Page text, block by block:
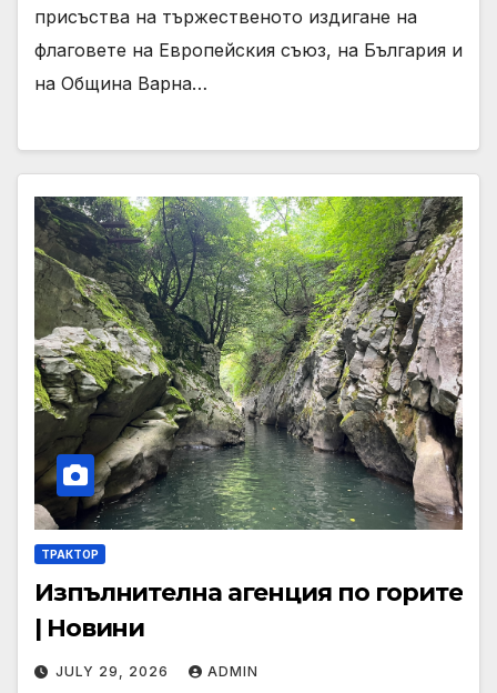
присъства на тържественото издигане на
флаговете на Европейския съюз, на България и
на Община Варна…
ТРАКТОР
Изпълнителна агенция по горите
| Новини
JULY 29, 2026 ADMIN